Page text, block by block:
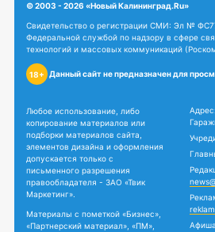
© 2003 - 2026 «Новый Калининград.Ru»
Свидетельство о регистрации СМИ: Эл №
Федеральной службой по надзору в сфере
технологий и массовых коммуникаций
18+ Данный сайт не предназначен для
Любое использование, либо
копирование материалов или
подборки материалов сайта,
элементов дизайна и оформления
допускается только с
письменного разрешения
правообладателя - ЗАО «Твик
Маркетинг».
Материалы с пометкой «Бизнес»,
«Партнерский материал», «ПМ»,